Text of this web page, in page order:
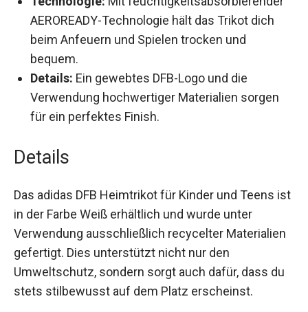
Technologie: Mit feuchtigkeitsabsorbierender
AEROREADY-Technologie hält das Trikot dich
beim Anfeuern und Spielen trocken und
bequem.
Details: Ein gewebtes DFB-Logo und die
Verwendung hochwertiger Materialien sorgen
für ein perfektes Finish.
Details
Das adidas DFB Heimtrikot für Kinder und Teens
ist in der Farbe Weiß erhältlich und wurde unter
Verwendung ausschließlich recycelter
Materialien gefertigt. Dies unterstützt nicht nur
den Umweltschutz, sondern sorgt auch dafür,
dass du stets stilbewusst auf dem Platz